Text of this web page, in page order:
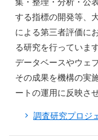
集・整理・分析・公
する指標の開発等、
による第三者評価に
る研究を行っていま
データベースやウェ
その成果を機構の実
ートの運用に反映さ
調査研究プロジ